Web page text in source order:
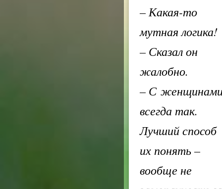
– Какая-то
мутная логика!
– Сказал он
жалобно.
– С
всегда так.
Лучший способ
их понять –
вообще не